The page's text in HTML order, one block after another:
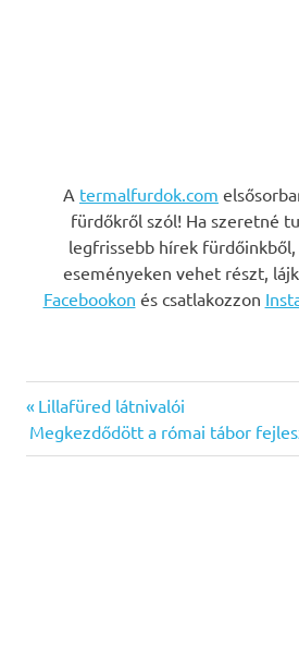
A termalfurdok.com
fürdőkről szól! Ha szeretné
legfrissebb hírek
eseményeken vehet részt,
Facebookon és csatlakozzon
Bejegyzés
navigáció
Previous
Post:
Lillafüred látnivalói
Next
Post:
Megkezdődött a római tábor